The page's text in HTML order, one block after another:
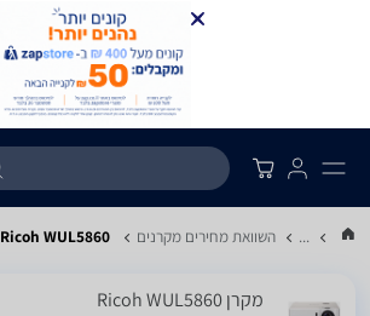
... השוואת מחירים מקרנים Ricoh WUL5860 - מפרט
מקרן Ricoh WUL5860